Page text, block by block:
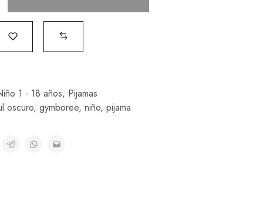
1 - 18 años, Pijamas
oscuro, gymboree, niño, pijama